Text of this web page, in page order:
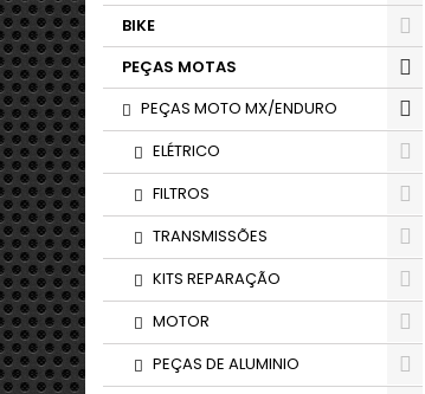
BIKE
PEÇAS MOTAS
PEÇAS MOTO MX/ENDURO
ELÉTRICO
FILTROS
TRANSMISSÕES
KITS REPARAÇÃO
MOTOR
PEÇAS DE ALUMINIO